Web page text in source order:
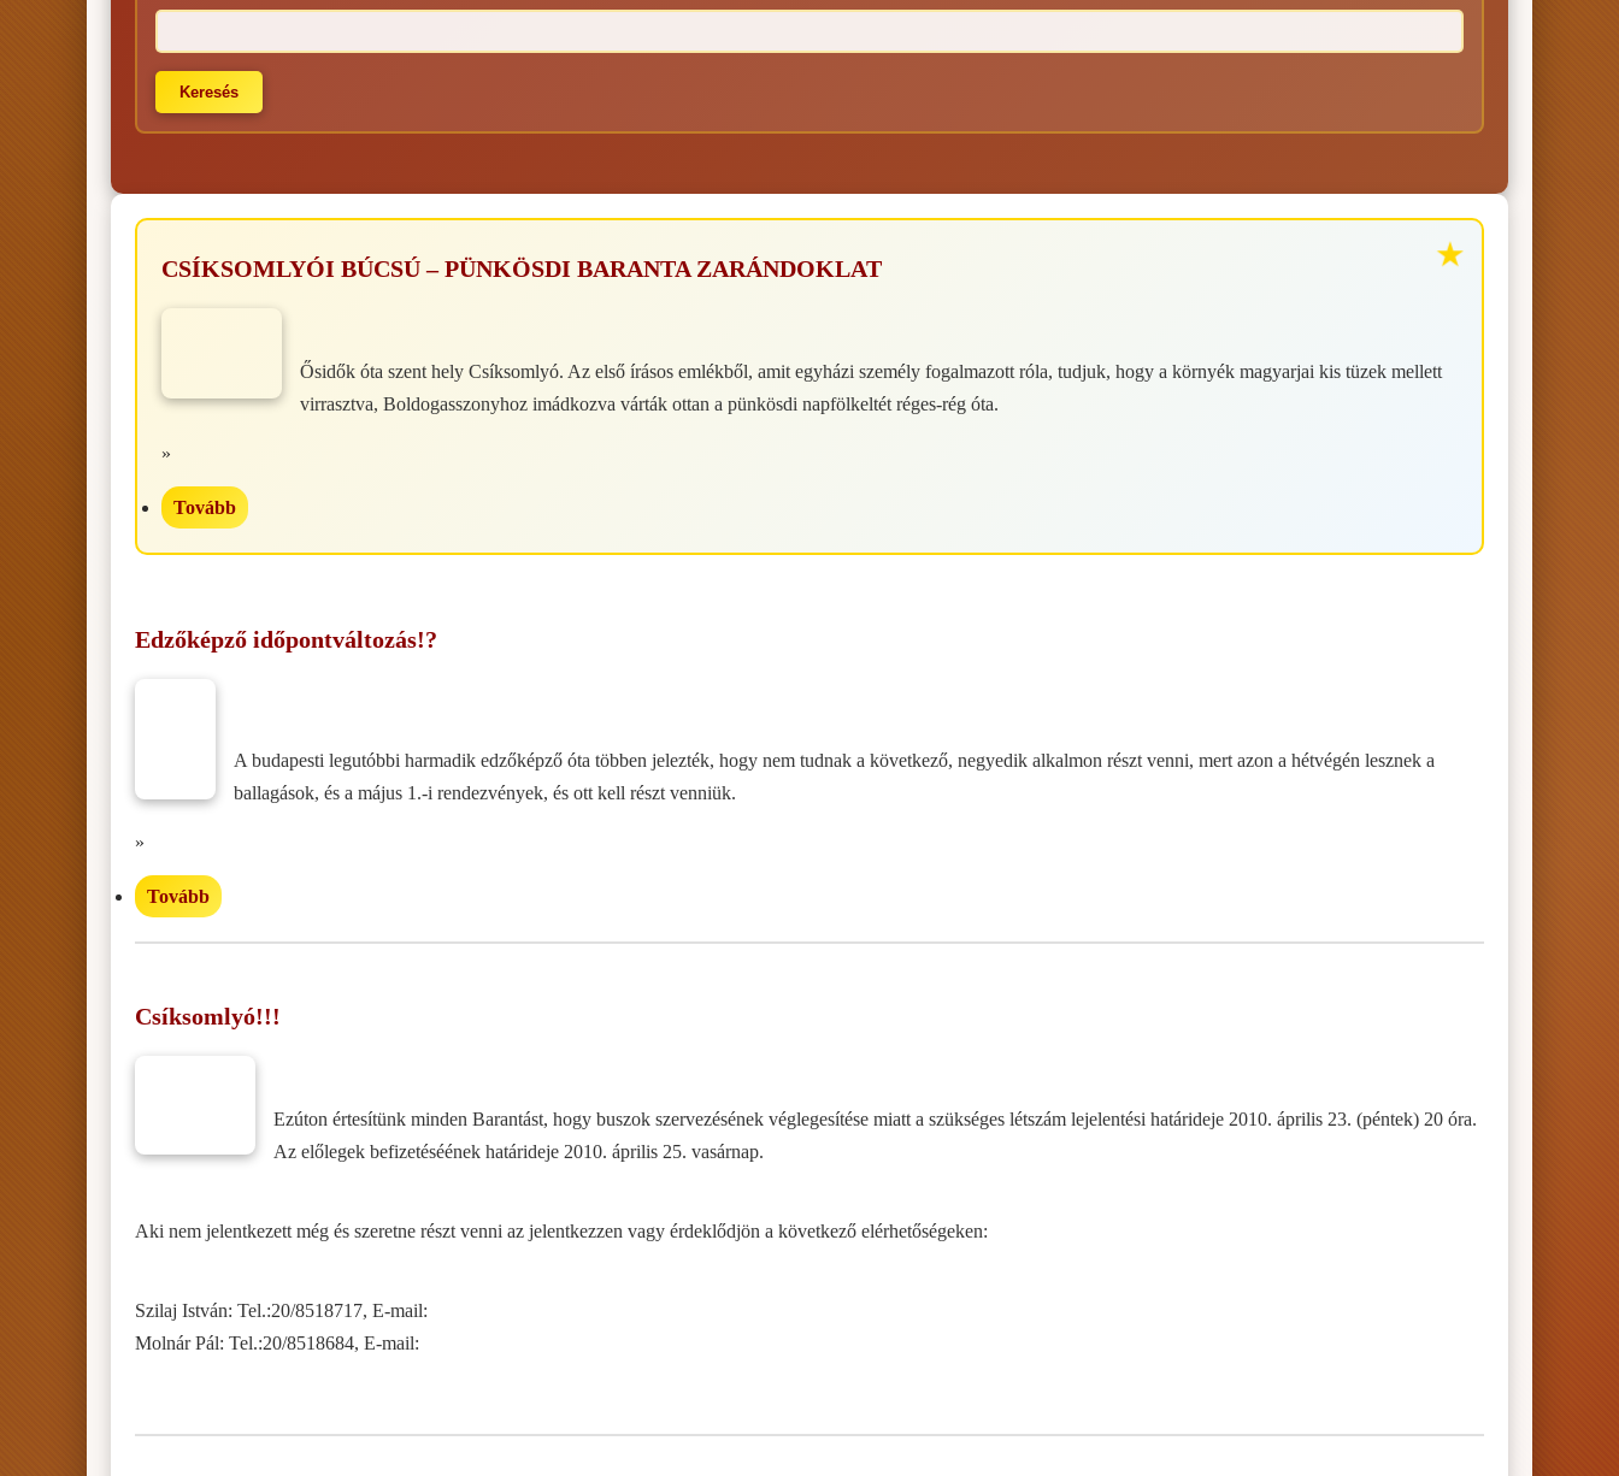
CSÍKSOMLYÓI BÚCSÚ – PÜNKÖSDI BARANTA ZARÁNDOKLAT
Ősidők óta szent hely Csíksomlyó. Az első írásos emlékből, amit egyházi személy fogalmazott róla, tudjuk, hogy a környék magyarjai kis tüzek mellett
virrasztva, Boldogasszonyhoz imádkozva várták ottan a pünkösdi napfölkeltét réges-rég óta.
»
Tovább
Edzőképző időpontváltozás!?
A budapesti legutóbbi harmadik edzőképző óta többen jelezték, hogy nem tudnak a következő, negyedik alkalmon részt venni, mert azon a hétvégén lesznek a
ballagások, és a május 1.-i rendezvények, és ott kell részt venniük.
»
Tovább
Csíksomlyó!!!
Ezúton értesítünk minden Barantást, hogy buszok szervezésének véglegesítése miatt a szükséges létszám lejelentési határideje 2010. április 23. (péntek) 20 óra.
Az előlegek befizetéséének határideje 2010. április 25. vasárnap.
Aki nem jelentkezett még és szeretne részt venni az jelentkezzen vagy érdeklődjön a következő elérhetőségeken:
Szilaj István: Tel.:20/8518717, E-mail:
Molnár Pál: Tel.:20/8518684, E-mail: